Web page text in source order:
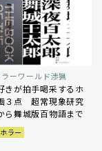
ーワールド渉猟
きが拍手喝采するホ
３点 超常現象研究
ら舞城版百物語まで
ホラー